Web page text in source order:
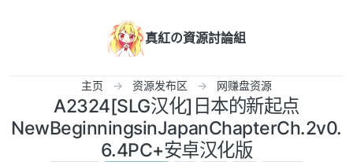
真紅の資源討論組
主页 资源发布区 网赚盘资源
A2324[SLG汉化]日本的新起点
NewBeginningsinJapanChapterCh.2v0.
6.4PC+安卓汉化版